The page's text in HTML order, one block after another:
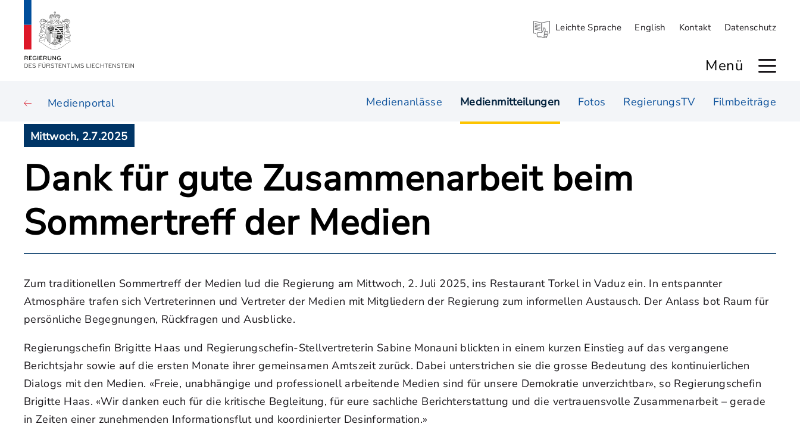
Leichte Sprache English Kontakt Datenschutz
Menü
Medienportal Medienanlässe Medienmitteilungen Fotos RegierungsTV Filmbeiträge
Mittwoch, 2.7.2025
Dank für gute Zusammenarbeit beim
Sommertreff der Medien
Zum traditionellen Sommertreff der Medien lud die Regierung am Mittwoch, 2. Juli 2025, ins Restaurant Torkel in Vaduz ein. In entspannter
Atmosphäre trafen sich Vertreterinnen und Vertreter der Medien mit Mitgliedern der Regierung zum informellen Austausch. Der Anlass bot Raum für
persönliche Begegnungen, Rückfragen und Ausblicke.
Regierungschefin Brigitte Haas und Regierungschefin-Stellvertreterin Sabine Monauni blickten in einem kurzen Einstieg auf das vergangene
Berichtsjahr sowie auf die ersten Monate ihrer gemeinsamen Amtszeit zurück. Dabei unterstrichen sie die grosse Bedeutung des kontinuierlichen
Dialogs mit den Medien. «Freie, unabhängige und professionell arbeitende Medien sind für unsere Demokratie unverzichtbar», so Regierungschefin
Brigitte Haas. «Wir danken euch für die kritische Begleitung, für eure sachliche Berichterstattung und die vertrauensvolle Zusammenarbeit – gerade
in Zeiten einer zunehmenden Informationsflut und koordinierter Desinformation.»